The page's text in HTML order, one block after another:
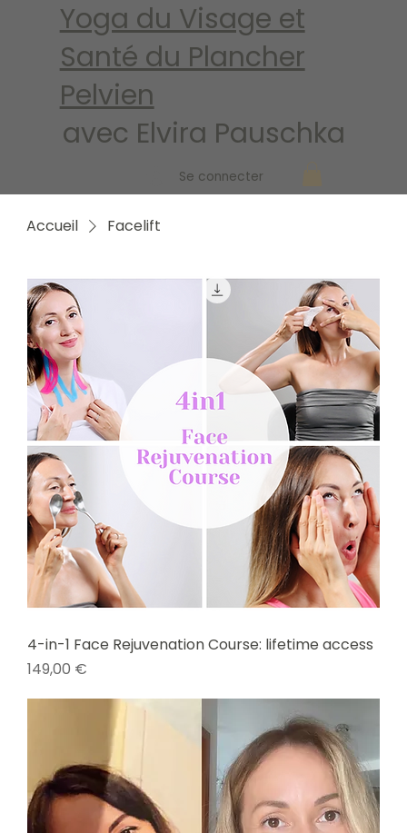
Yoga du Visage et
Santé du Plancher
Pelvien
avec Elvira Pauschka
Se connecter
Accueil Facelift
4-in-1 Face Rejuvenation Course: lifetime access
Prix
149,00 €